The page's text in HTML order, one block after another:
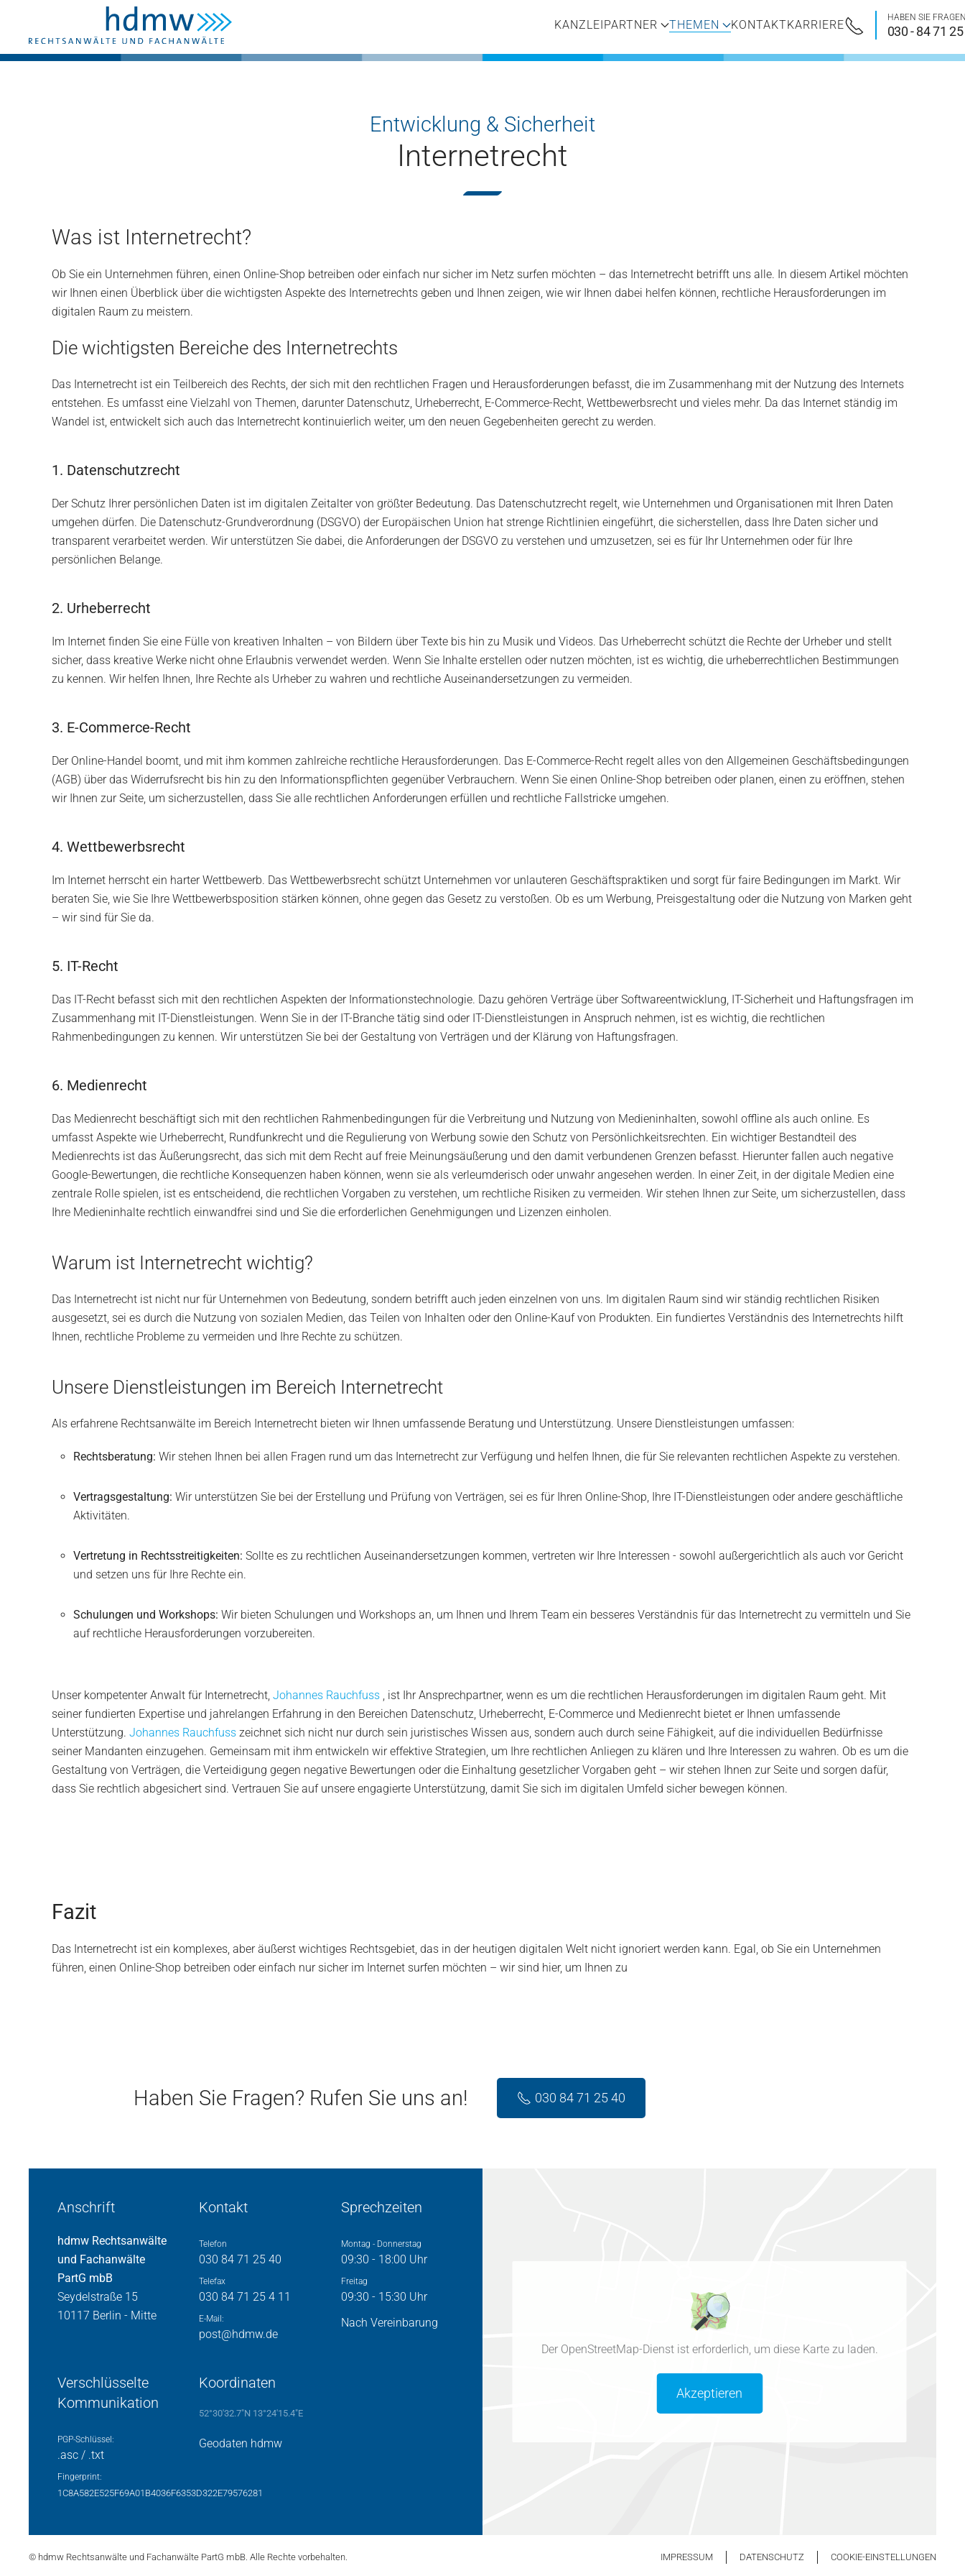
Zum Hauptinhalt springen
KANZLEIPARTNER THEMEN KONTAKTKARRIERE
HABEN SIE
030 - 84 71
Entwicklung & Sicherheit
Internetrecht
Was ist Internetrecht?
Ob Sie ein Unternehmen führen, einen Online-Shop betreiben oder einfach nur sicher im Netz surfen möchten – das Internetrecht betrifft uns alle. In diesem Artikel möchten
wir Ihnen einen Überblick über die wichtigsten Aspekte des Internetrechts geben und Ihnen zeigen, wie wir Ihnen dabei helfen können, rechtliche Herausforderungen im
digitalen Raum zu meistern.
Die wichtigsten Bereiche des Internetrechts
Das Internetrecht ist ein Teilbereich des Rechts, der sich mit den rechtlichen Fragen und Herausforderungen befasst, die im Zusammenhang mit der Nutzung des Internets
entstehen. Es umfasst eine Vielzahl von Themen, darunter Datenschutz, Urheberrecht, E-Commerce-Recht, Wettbewerbsrecht und vieles mehr. Da das Internet ständig im
Wandel ist, entwickelt sich auch das Internetrecht kontinuierlich weiter, um den neuen Gegebenheiten gerecht zu werden.
1. Datenschutzrecht
Der Schutz Ihrer persönlichen Daten ist im digitalen Zeitalter von größter Bedeutung. Das Datenschutzrecht regelt, wie Unternehmen und Organisationen mit Ihren Daten
umgehen dürfen. Die Datenschutz-Grundverordnung (DSGVO) der Europäischen Union hat strenge Richtlinien eingeführt, die sicherstellen, dass Ihre Daten sicher und
transparent verarbeitet werden. Wir unterstützen Sie dabei, die Anforderungen der DSGVO zu verstehen und umzusetzen, sei es für Ihr Unternehmen oder für Ihre
persönlichen Belange.
2. Urheberrecht
Im Internet finden Sie eine Fülle von kreativen Inhalten – von Bildern über Texte bis hin zu Musik und Videos. Das Urheberrecht schützt die Rechte der Urheber und stellt
sicher, dass kreative Werke nicht ohne Erlaubnis verwendet werden. Wenn Sie Inhalte erstellen oder nutzen möchten, ist es wichtig, die urheberrechtlichen Bestimmungen
zu kennen. Wir helfen Ihnen, Ihre Rechte als Urheber zu wahren und rechtliche Auseinandersetzungen zu vermeiden.
3. E-Commerce-Recht
Der Online-Handel boomt, und mit ihm kommen zahlreiche rechtliche Herausforderungen. Das E-Commerce-Recht regelt alles von den Allgemeinen Geschäftsbedingungen
(AGB) über das Widerrufsrecht bis hin zu den Informationspflichten gegenüber Verbrauchern. Wenn Sie einen Online-Shop betreiben oder planen, einen zu eröffnen, stehen
wir Ihnen zur Seite, um sicherzustellen, dass Sie alle rechtlichen Anforderungen erfüllen und rechtliche Fallstricke umgehen.
4. Wettbewerbsrecht
Im Internet herrscht ein harter Wettbewerb. Das Wettbewerbsrecht schützt Unternehmen vor unlauteren Geschäftspraktiken und sorgt für faire Bedingungen im Markt. Wir
beraten Sie, wie Sie Ihre Wettbewerbsposition stärken können, ohne gegen das Gesetz zu verstoßen. Ob es um Werbung, Preisgestaltung oder die Nutzung von Marken geht
– wir sind für Sie da.
5. IT-Recht
Das IT-Recht befasst sich mit den rechtlichen Aspekten der Informationstechnologie. Dazu gehören Verträge über Softwareentwicklung, IT-Sicherheit und Haftungsfragen im
Zusammenhang mit IT-Dienstleistungen. Wenn Sie in der IT-Branche tätig sind oder IT-Dienstleistungen in Anspruch nehmen, ist es wichtig, die rechtlichen
Rahmenbedingungen zu kennen. Wir unterstützen Sie bei der Gestaltung von Verträgen und der Klärung von Haftungsfragen.
6. Medienrecht
Das Medienrecht beschäftigt sich mit den rechtlichen Rahmenbedingungen für die Verbreitung und Nutzung von Medieninhalten, sowohl offline als auch online. Es
umfasst Aspekte wie Urheberrecht, Rundfunkrecht und die Regulierung von Werbung sowie den Schutz von Persönlichkeitsrechten. Ein wichtiger Bestandteil des
Medienrechts ist das Äußerungsrecht, das sich mit dem Recht auf freie Meinungsäußerung und den damit verbundenen Grenzen befasst. Hierunter fallen auch negative
Google-Bewertungen, die rechtliche Konsequenzen haben können, wenn sie als verleumderisch oder unwahr angesehen werden. In einer Zeit, in der digitale Medien eine
zentrale Rolle spielen, ist es entscheidend, die rechtlichen Vorgaben zu verstehen, um rechtliche Risiken zu vermeiden. Wir stehen Ihnen zur Seite, um sicherzustellen, dass
Ihre Medieninhalte rechtlich einwandfrei sind und Sie die erforderlichen Genehmigungen und Lizenzen einholen.
Warum ist Internetrecht wichtig?
Das Internetrecht ist nicht nur für Unternehmen von Bedeutung, sondern betrifft auch jeden einzelnen von uns. Im digitalen Raum sind wir ständig rechtlichen Risiken
ausgesetzt, sei es durch die Nutzung von sozialen Medien, das Teilen von Inhalten oder den Online-Kauf von Produkten. Ein fundiertes Verständnis des Internetrechts hilft
Ihnen, rechtliche Probleme zu vermeiden und Ihre Rechte zu schützen.
Unsere Dienstleistungen im Bereich Internetrecht
Als erfahrene Rechtsanwälte im Bereich Internetrecht bieten wir Ihnen umfassende Beratung und Unterstützung. Unsere Dienstleistungen umfassen:
Rechtsberatung: Wir stehen Ihnen bei allen Fragen rund um das Internetrecht zur Verfügung und helfen Ihnen, die für Sie relevanten rechtlichen Aspekte zu verstehen.
Vertragsgestaltung: Wir unterstützen Sie bei der Erstellung und Prüfung von Verträgen, sei es für Ihren Online-Shop, Ihre IT-Dienstleistungen oder andere geschäftliche
Aktivitäten.
Vertretung in Rechtsstreitigkeiten: Sollte es zu rechtlichen Auseinandersetzungen kommen, vertreten wir Ihre Interessen - sowohl außergerichtlich als auch vor Gericht
und setzen uns für Ihre Rechte ein.
Schulungen und Workshops: Wir bieten Schulungen und Workshops an, um Ihnen und Ihrem Team ein besseres Verständnis für das Internetrecht zu vermitteln und Sie
auf rechtliche Herausforderungen vorzubereiten.
Unser kompetenter Anwalt für Internetrecht, Johannes Rauchfuss , ist Ihr Ansprechpartner, wenn es um die rechtlichen Herausforderungen im digitalen Raum geht. Mit
seiner fundierten Expertise und jahrelangen Erfahrung in den Bereichen Datenschutz, Urheberrecht, E-Commerce und Medienrecht bietet er Ihnen umfassende
Unterstützung. Johannes Rauchfuss zeichnet sich nicht nur durch sein juristisches Wissen aus, sondern auch durch seine Fähigkeit, auf die individuellen Bedürfnisse
seiner Mandanten einzugehen. Gemeinsam mit ihm entwickeln wir effektive Strategien, um Ihre rechtlichen Anliegen zu klären und Ihre Interessen zu wahren. Ob es um die
Gestaltung von Verträgen, die Verteidigung gegen negative Bewertungen oder die Einhaltung gesetzlicher Vorgaben geht – wir stehen Ihnen zur Seite und sorgen dafür,
dass Sie rechtlich abgesichert sind. Vertrauen Sie auf unsere engagierte Unterstützung, damit Sie sich im digitalen Umfeld sicher bewegen können.
Fazit
Das Internetrecht ist ein komplexes, aber äußerst wichtiges Rechtsgebiet, das in der heutigen digitalen Welt nicht ignoriert werden kann. Egal, ob Sie ein Unternehmen
führen, einen Online-Shop betreiben oder einfach nur sicher im Internet surfen möchten – wir sind hier, um Ihnen zu
Haben Sie Fragen? Rufen Sie uns an! 030 84 71 25 40
Anschrift
hdmw Rechtsanwälte
und Fachanwälte
PartG mbB
Seydelstraße 15
10117 Berlin - Mitte
Kontakt
Telefon
030 84 71 25 40
Telefax
030 84 71 25 4 11
E-Mail:
post@hdmw.de
Sprechzeiten
Montag - Donnerstag
09:30 - 18:00 Uhr
Freitag
09:30 - 15:30 Uhr
Nach Vereinbarung
Verschlüsselte
Kommunikation
PGP-Schlüssel:
.asc / .txt
Fingerprint:
1C8A582E525F69A01B4036F6353D322E79576281
Koordinaten
52°30'32.7"N 13°24'15.4"E
Geodaten hdmw
Der OpenStreetMap-Dienst ist erforderlich, um diese Karte zu laden.
Akzeptieren
© hdmw Rechtsanwälte und Fachanwälte PartG mbB. Alle Rechte vorbehalten. IMPRESSUM DATENSCHUTZ COOKIE-EINSTELLUNGEN